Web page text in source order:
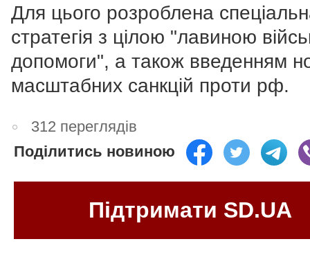
Для цього розроблена
стратегія з цілою "лавиною
допомоги", а також введенням
масштабних санкцій проти рф.
312 переглядів
Поділитись новиною
Підтримати SD.UA